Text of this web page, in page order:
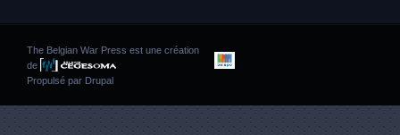
The Belgian War Press est une création
de
Propulsé par Drupal